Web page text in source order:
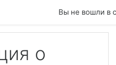
Вы не вошли в
о